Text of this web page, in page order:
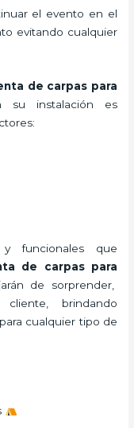
el evento en el
evitando cualquier
de carpas para
su instalación es
funcionales que
de carpas para
de sorprender,
brindando
cualquier tipo de